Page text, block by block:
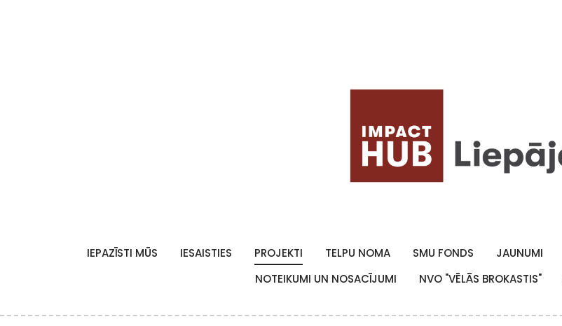
IEPAZĪSTI MŪS IESAISTIES PROJEKTI TELPU NOMA SMU FONDS JAUNUMI
NOTEIKUMI UN NOSACĪJUMI
NVO "VĒLĀS BROKASTIS"